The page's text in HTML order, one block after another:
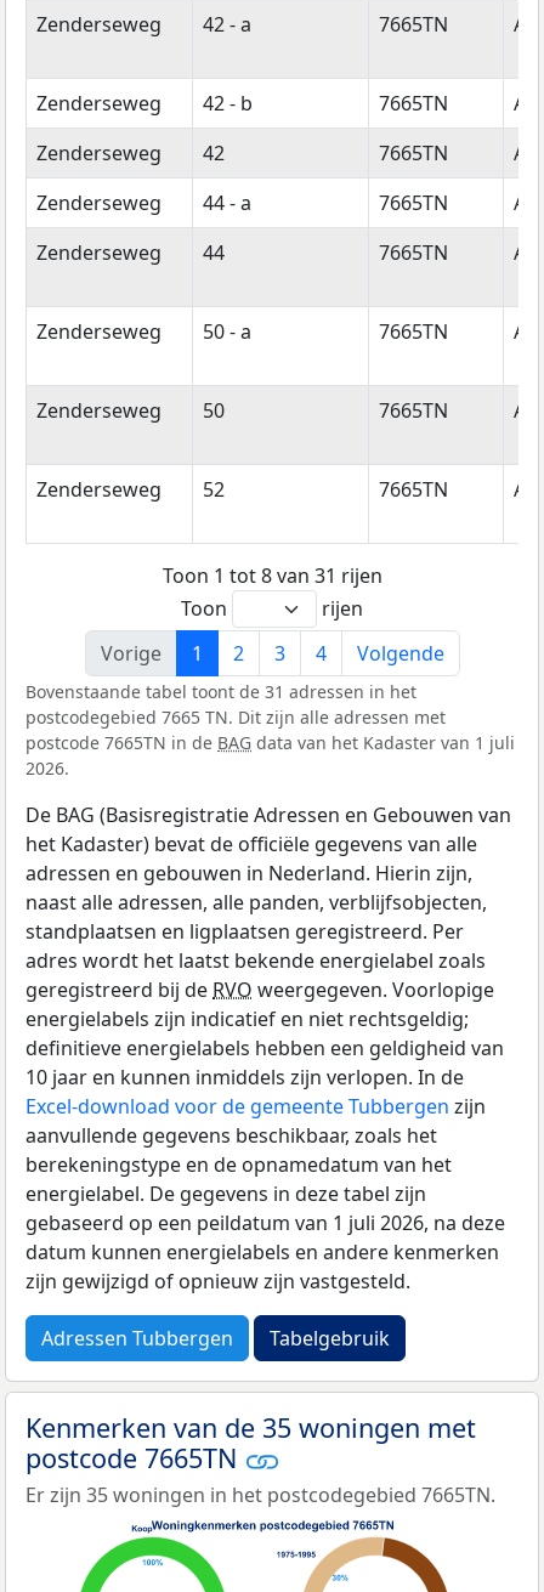
Straatnaam
Huisnummer Postcode
Zenderseweg 42 - a 7665TN
Zenderseweg 42 - b 7665TN
Zenderseweg
42 7665TN
Zenderseweg
44 - a 7665TN
Zenderseweg
44 7665TN
Zenderseweg 50 - a 7665TN
Zenderseweg 50 7665TN
Zenderseweg 52 7665TN
Toon 1 tot 8 van 31 rijen
Toon
rijen
Vorige
1 2 3 4 Volgende
Bovenstaande tabel toont de 31 adressen in het
postcodegebied 7665 TN. Dit zijn alle adressen met
postcode 7665TN in de BAG data van het Kadaster van 1 juli
2026.
De BAG (Basisregistratie Adressen en Gebouwen van
het Kadaster) bevat de officiële gegevens van alle
adressen en gebouwen in Nederland. Hierin zijn,
naast alle adressen, alle panden, verblijfsobjecten,
standplaatsen en ligplaatsen geregistreerd. Per
adres wordt het laatst bekende energielabel zoals
geregistreerd bij de RVO weergegeven. Voorlopige
energielabels zijn indicatief en niet rechtsgeldig;
definitieve energielabels hebben een geldigheid van
10 jaar en kunnen inmiddels zijn verlopen. In de
Excel-download voor de gemeente Tubbergen zijn
aanvullende gegevens beschikbaar, zoals het
berekeningstype en de opnamedatum van het
energielabel. De gegevens in deze tabel zijn
gebaseerd op een peildatum van 1 juli 2026, na deze
datum kunnen energielabels en andere kenmerken
zijn gewijzigd of opnieuw zijn vastgesteld.
Adressen Tubbergen Tabelgebruik
Kenmerken van de 35 woningen met
postcode 7665TN
Er zijn 35 woningen in het postcodegebied 7665TN.